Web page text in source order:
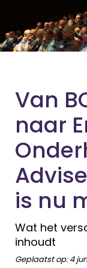
Van
naar
is nu
Wat het
inhoudt
Geplaatst op:4